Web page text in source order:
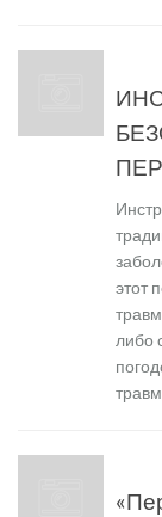
этот
либо